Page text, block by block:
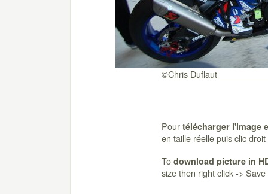
©Chris Duflaut
Pour télécharger l'image
en taille réelle puis clic
To download picture in
size then right click ->